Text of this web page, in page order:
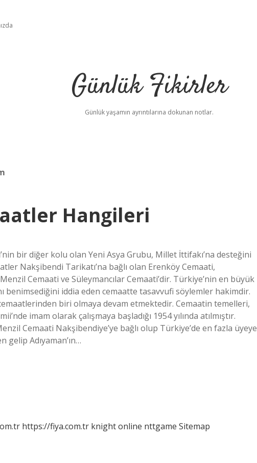
Günlük Fikirler
Günlük yaşamın ayrıntılarına dokunan notlar.
Hangileri
bir diğer kolu olan Yeni Asya Grubu, Millet İttifakı’na desteğini
Nakşibendi Tarikatı’na bağlı olan Erenköy Cemaati,
Cemaati ve Süleymancılar Cemaati’dir. Türkiye’nin en büyük
benimsediğini iddia eden cemaatte tasavvufi söylemler hakimdir.
biri olmaya devam etmektedir. Cemaatin temelleri,
imam olarak çalışmaya başladığı 1954 yılında atılmıştır.
Cemaati Nakşibendiye’ye bağlı olup Türkiye’de en fazla üyeye
Adıyaman’ın…
https://fiya.com.tr knight online nttgame Sitemap